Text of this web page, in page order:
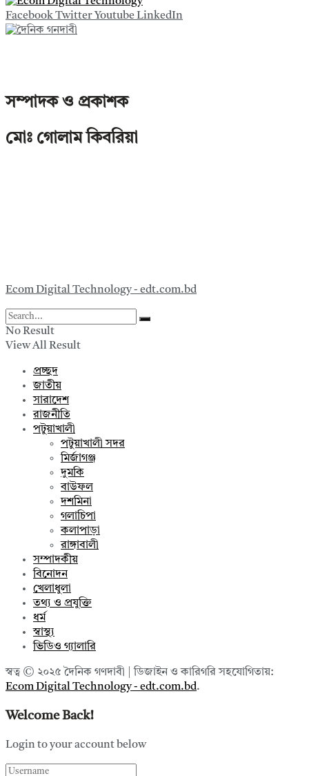
FacebookTwitter YoutubeLinkedIn
সম্পাদক ও প্রকাশক
মোঃ গোলাম কিবরিয়া
Ecom Digital Technology - edt.com.bd
No Result
View All Result
প্রচ্ছদ
জাতীয়
সারাদেশ
রাজনীতি
পটুয়াখালী
পটুয়াখালী সদর
মির্জাগঞ্জ
দুমকি
বাউফল
দশমিনা
গলাচিপা
কলাপাড়া
রাঙ্গাবালী
সম্পাদকীয়
বিনোদন
খেলাধুলা
তথ্য ও প্রযুক্তি
ধর্ম
স্বাস্থ্য
ভিডিও গ্যালারি
স্বত্ব © ২০২৫ দৈনিক গণদাবী | ডিজাইন ও কারিগরি সহযোগিতায়:
Ecom Digital Technology - edt.com.bd.
Welcome Back!
Login to your account below